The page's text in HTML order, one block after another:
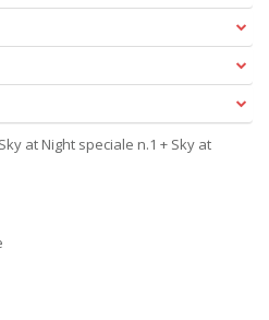
at Night speciale n.1 + Sky at